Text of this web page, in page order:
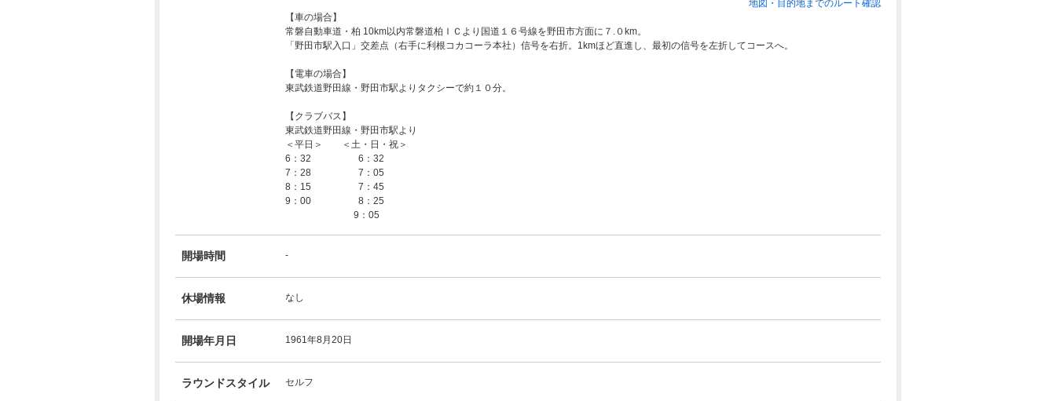
地図・目的地までのルート確認
【車の場合】
常磐自動車道・柏 10km以内常磐道柏ＩＣより国道１６号線を野田市方面に７.０km。
「野田市駅入口」交差点（右手に利根コカコーラ本社）信号を右折。1kmほど直進し、最初の信号を左折してコースへ。
【電車の場合】
東武鉄道野田線・野田市駅よりタクシーで約１０分。
【クラブバス】
東武鉄道野田線・野田市駅より
＜平日＞ ＜土・日・祝＞
6：32 6：32
7：28 7：05
8：15 7：45
9：00 8：25
9：05
開場時間 -
休場情報 なし
開場年月日 1961年8月20日
ラウンドスタイル セルフ